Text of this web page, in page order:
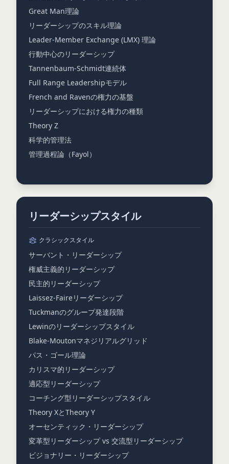
Great Man理論
リーダーシップのスキル理論
Leader-Member Exchange (LMX) 理論
行動中心のリーダーシップ
Tannenbaum-Schmidt連続体
Full Range Leadershipモデル
French and Ravenの権力の基盤
リーダーシップにおける権力の種類
Theory Z
科学的管理法
管理過程論（Fayol）
リーダーシップスタイル
クラシックスタイル
サーバント・リーダーシップ
権威主義的リーダーシップ
民主的リーダーシップ
Laissez-Faireリーダーシップ
Tuckmanのグループ発達段階
Lewinのリーダーシップスタイル
Blake-Moutonマネジリアルグリッド
パス・ゴール理論
カリスマ的リーダーシップ
適応型リーダーシップ
コーチング型リーダーシップスタイル
Theory XとTheory Y
オーセンティック・リーダーシップ
変革型リーダーシップ vs 交流型リーダーシップ
ビジョナリー・リーダーシップ